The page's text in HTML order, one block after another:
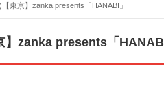
東京】zanka presents「HANABI」
】zanka presents「HANABI